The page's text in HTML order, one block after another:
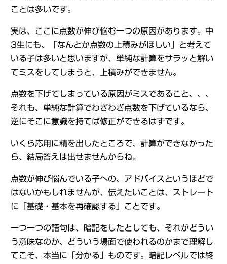
ことは多いです。
実は、ここに点数が伸び悩む一つの原因があります。中
3生にも、「なんとか点数の上積みがほしい」と考えて
いる子は多いと思いますが、単純な計算をサラッと解い
てミスをしてしまうと、上積みができません。
点数を下げてしまっている原因がミスであること、、、
それも、単純な計算でわざわざ点数を下げているなら、
逆にそこに意識を持てば修正ができるはずです。
いくら応用に精を出したところで、計算ができなかった
ら、結局答えは出せませんからね。
点数が伸び悩んでいる子への、アドバイスというほどで
はないかもしれませんが、伝えたいことは、ストレート
に「基礎・基本を再確認する」ことです。
一つ一つの語句は、暗記をしたとしても、それがどうい
う意味なのか、どういう場面で使われるのかまで理解し
てこそ、本当に「分かる」ものです。暗記レベルでは終